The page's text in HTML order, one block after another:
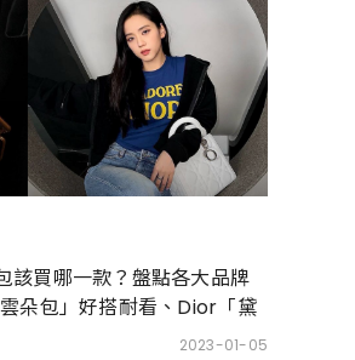
該買哪一款？盤點各大品牌
朵包」好搭耐看、Dior「黛
揹
2023-01-05